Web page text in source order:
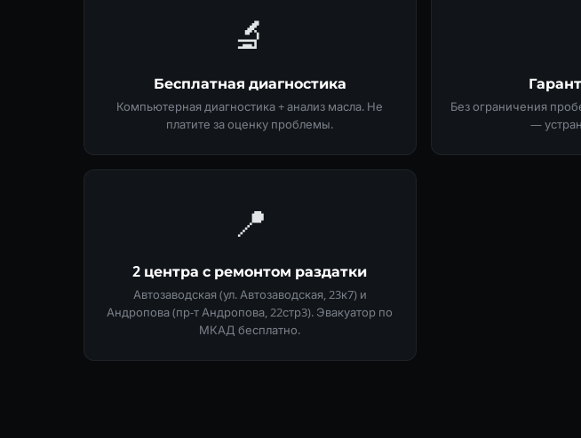
🔬
Бесплатная диагностика
Компьютерная диагностика + анализ масла. Не
платите за оценку проблемы.
Без ограничения
—
📍
2 центра с ремонтом раздатки
Автозаводская (ул. Автозаводская, 23к7) и
Андропова (пр-т Андропова, 22стр3). Эвакуатор по
МКАД бесплатно.